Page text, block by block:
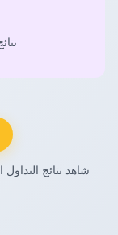
شاهد نتائج التداول